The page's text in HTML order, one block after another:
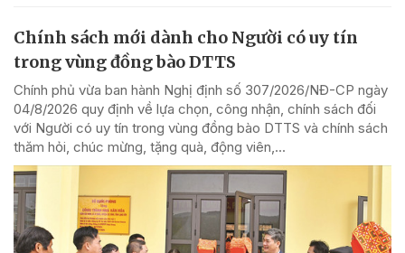
Chính sách mới dành cho Người có uy tín
trong vùng đồng bào DTTS
Chính phủ vừa ban hành Nghị định số 307/2026/NĐ-CP ngày
04/8/2026 quy định về lựa chọn, công nhận, chính sách đối
với Người có uy tín trong vùng đồng bào DTTS và chính sách
thăm hỏi, chúc mừng, tặng quà, động viên,...